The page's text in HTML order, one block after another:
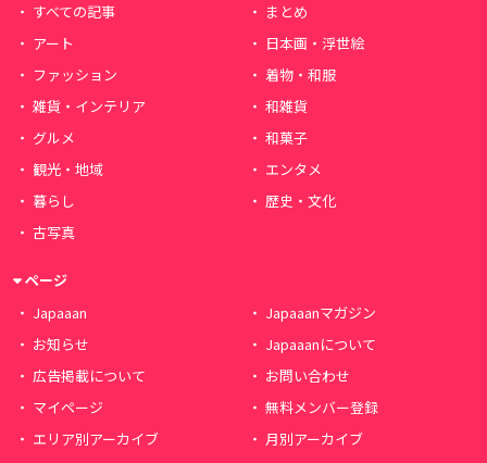
すべての記事
まとめ
アート
日本画・浮世絵
ファッション
着物・和服
雑貨・インテリア
和雑貨
グルメ
和菓子
観光・地域
エンタメ
暮らし
歴史・文化
古写真
ページ
Japaaan
Japaaanマガジン
お知らせ
Japaaanについて
広告掲載について
お問い合わせ
マイページ
無料メンバー登録
エリア別アーカイブ
月別アーカイブ